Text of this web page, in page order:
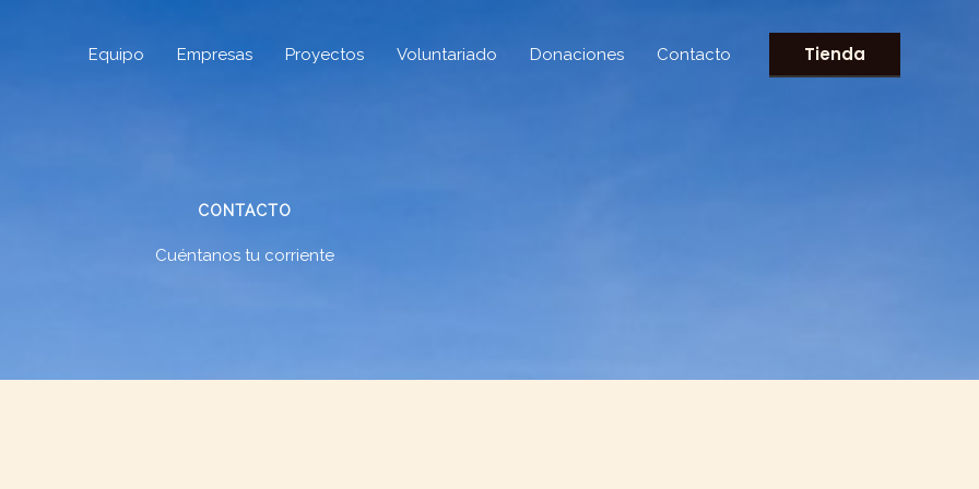
Equipo Empresas Proyectos Voluntariado Donaciones Contacto Tienda
CONTACTO
Cuéntanos tu corriente